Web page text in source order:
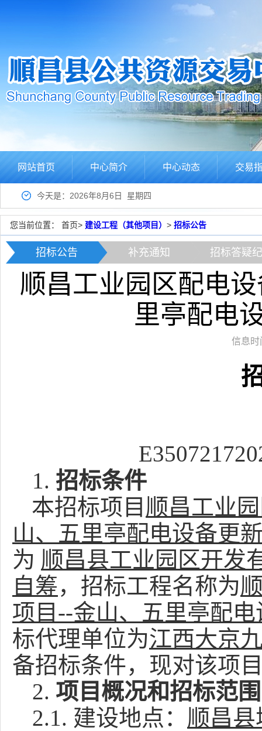
网站首页 中心简介 中心动态 交易
今天是：2026年8月6日 星期四
您当前位置： 首页> 建设工程（其他项目） > 招标公告
招标公告 补充通知 招标答疑
顺昌工业园区配电
里亭配电
信息时
1. 招标条件
本招标项目 顺昌工业
山、五里亭配电设备更
为 顺昌县工业园区开发
自筹，招标工程名称为
项目 --金山、五里亭配
标代理单位为江西大京
备招标条件，现对该项
2. 项目概况和招标范围
2.1. 建设地点： 顺昌